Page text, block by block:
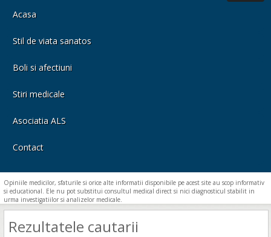
Acasa
Stil de viata sanatos
Boli si afectiuni
Stiri medicale
Asociatia ALS
Contact
Opiniile medicilor, sfaturile si orice alte informatii disponibile pe acest site au scop informativ
si educational. Ele nu pot substitui consultul medical direct si nici diagnosticul stabilit in
urma investigatiilor si analizelor medicale.
Rezultatele cautarii